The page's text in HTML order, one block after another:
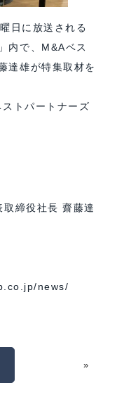
日に放送される
内で、M&Aベス
達雄が特集取材を
トパートナーズ
締役社長 齋藤達
news/
»